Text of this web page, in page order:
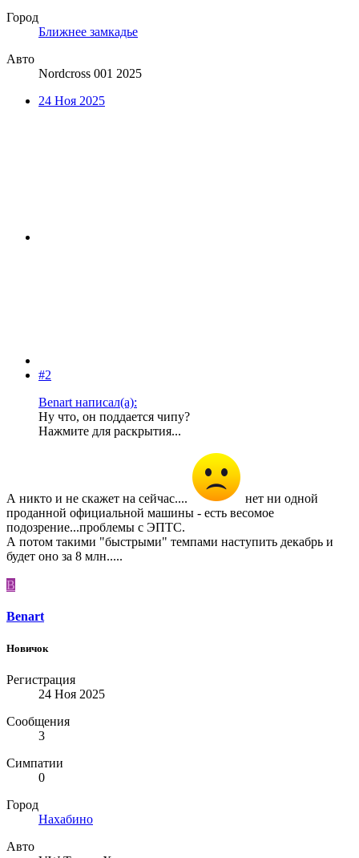
Город
Ближнее замкадье
Авто
Nordcross 001 2025
24 Ноя 2025
#2
Benart написал(а):
Ну что, он поддается чипу?
Нажмите для раскрытия...
А никто и не скажет на сейчас....
нет ни одной
проданной официальной машины - есть весомое
подозрение...проблемы с ЭПТС.
А потом такими "быстрыми" темпами наступить декабрь и
будет оно за 8 млн.....
B
Benart
Новичок
Регистрация
24 Ноя 2025
Сообщения
3
Симпатии
0
Город
Нахабино
Авто